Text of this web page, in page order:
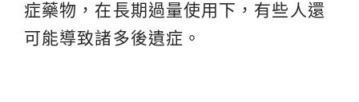
症藥物，在長期過量使用下，有些人還
可能導致諸多後遺症。